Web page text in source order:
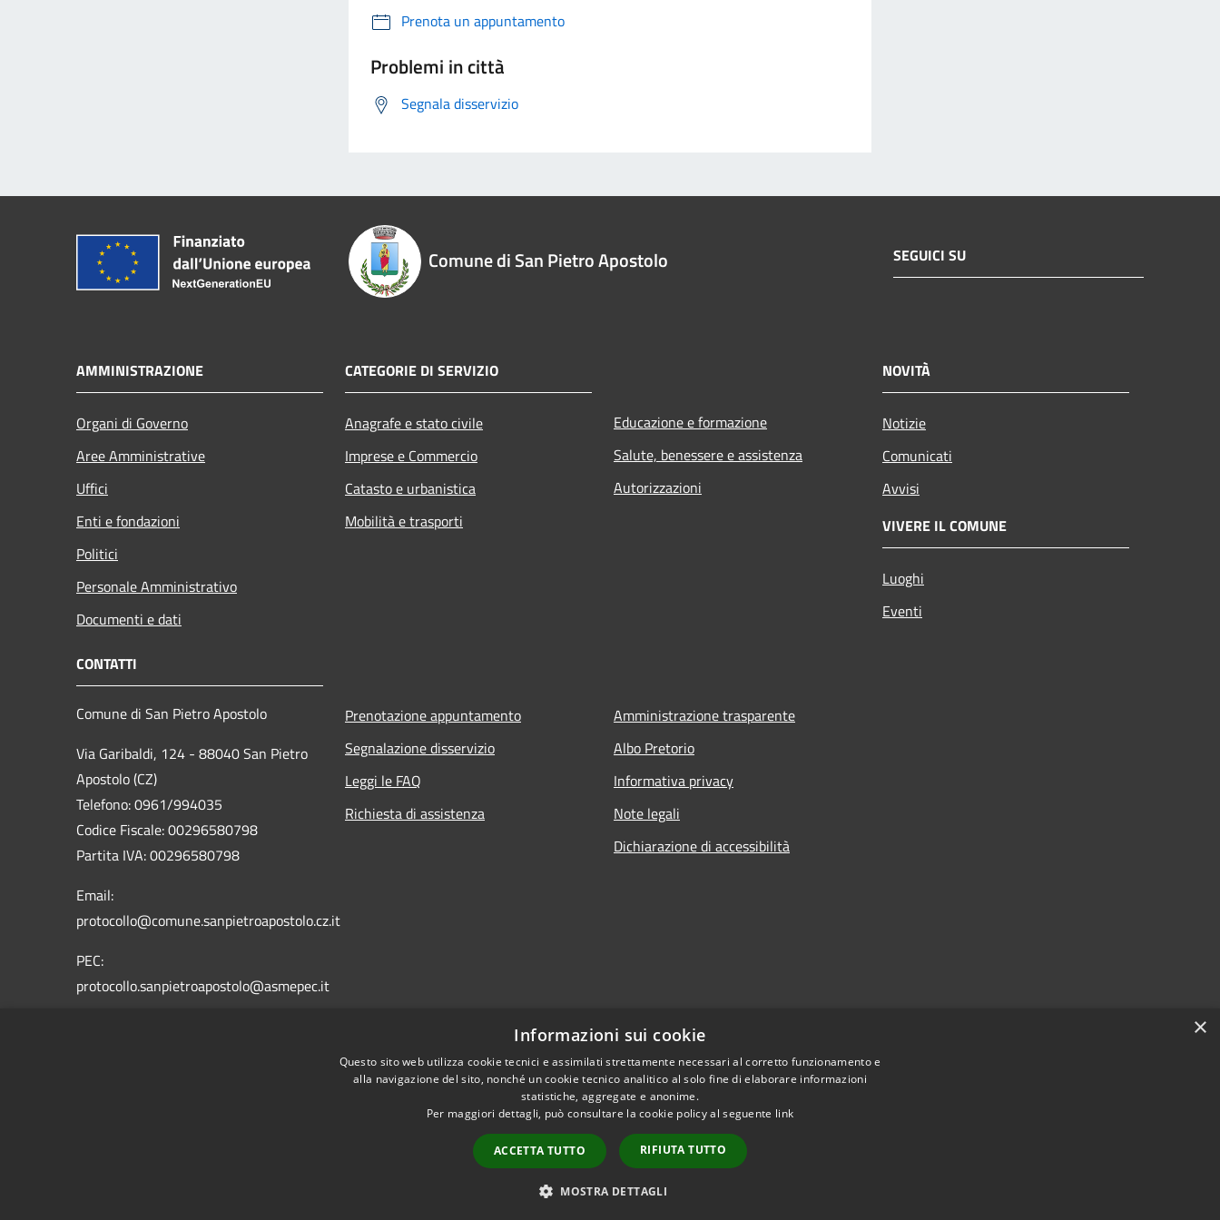
Prenota un appuntamento
Problemi in città
Segnala disservizio
Comune di San Pietro Apostolo SEGUICI SU
AMMINISTRAZIONE
Organi di Governo
Aree Amministrative
Uffici
Enti e fondazioni
Politici
Personale Amministrativo
Documenti e dati
CATEGORIE DI SERVIZIO
Anagrafe e stato civile
Imprese e Commercio
Catasto e urbanistica
Mobilità e trasporti
Educazione e formazione
Salute, benessere e assistenza
Autorizzazioni
NOVITÀ
Notizie
Comunicati
Avvisi
VIVERE IL COMUNE
Luoghi
Eventi
CONTATTI
Comune di San Pietro Apostolo
Via Garibaldi, 124 - 88040 San Pietro
Apostolo (CZ)
Telefono: 0961/994035
Codice Fiscale: 00296580798
Partita IVA: 00296580798
Email:
protocollo@comune.sanpietroapostolo.cz.it
PEC:
protocollo.sanpietroapostolo@asmepec.it
Prenotazione appuntamento
Segnalazione disservizio
Leggi le FAQ
Richiesta di assistenza
Amministrazione trasparente
Albo Pretorio
Informativa privacy
Note legali
Dichiarazione di accessibilità
Copyright © 2026 • Comune di San Pietro Apostolo • Powered by
×
Informazioni sui cookie
Questo sito web utilizza cookie tecnici e assimilati strettamente necessari al corretto funzionamento e
alla navigazione del sito, nonché un cookie tecnico analitico al solo fine di elaborare informazioni
statistiche, aggregate e anonime.
Per maggiori dettagli, può consultare la cookie policy al seguente link
ACCETTA TUTTO RIFIUTA TUTTO
MOSTRA DETTAGLI